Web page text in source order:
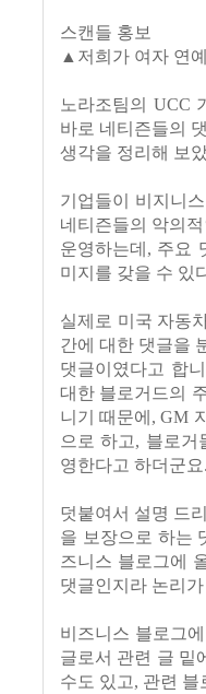
스캔들 홍보
▲저희가 여자 연
노라조팀의 UCC
바로 네티즌들의
생각을 정리해 보
기업들이 비지니
네티즌들의 악의
운영하는데, 주요
미지를 갖을 수 있
실제로 미국 자동
간에 대한 댓글을
댓글이였다고 합
대한 블로거드의
니기 때문에, GM
으로 하고, 블로
영한다고 하더군요.
덧붙여서 설명 드
을 보장으로 하는
즈니스 블로그에
댓글인지라 논리
비즈니스 블로그
글로서 관련 글 밑
수도 있고, 관련